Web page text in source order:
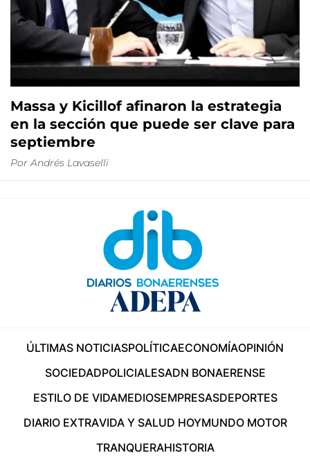
Massa y Kicillof afinaron la estrategia
en la sección que puede ser clave para
septiembre
Por Andrés Lavaselli
ÚLTIMAS NOTICIASPOLÍTICAECONOMÍAOPINIÓN
SOCIEDADPOLICIALESADN BONAERENSE
ESTILO DE VIDAMEDIOSEMPRESASDEPORTES
DIARIO EXTRAVIDA Y SALUD HOYMUNDO MOTOR
TRANQUERAHISTORIA